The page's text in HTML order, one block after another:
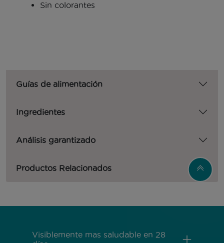
Sin colorantes
Guías de alimentación
Ingredientes
Análisis garantizado
Productos Relacionados
Visiblemente mas saludable en 28